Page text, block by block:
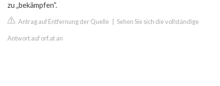
zu „bekämpfen“.
Antrag auf Entfernung der Quelle Sehen Sie sich die vollständige
Antwort auf orf.at an